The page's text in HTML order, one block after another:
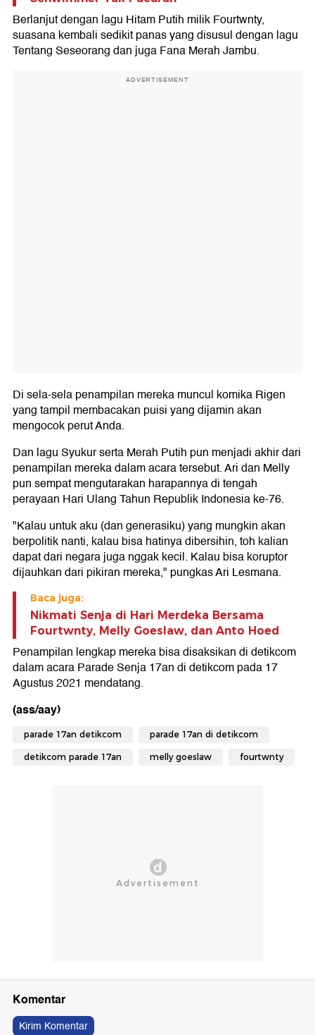
Berlanjut dengan lagu Hitam Putih milik Fourtwnty,
suasana kembali sedikit panas yang disusul dengan lagu
Tentang Seseorang dan juga Fana Merah Jambu.
ADVERTISEMENT
Di sela-sela penampilan mereka muncul komika Rigen
yang tampil membacakan puisi yang dijamin akan
mengocok perut Anda.
Dan lagu Syukur serta Merah Putih pun menjadi akhir dari
penampilan mereka dalam acara tersebut. Ari dan Melly
pun sempat mengutarakan harapannya di tengah
perayaan Hari Ulang Tahun Republik Indonesia ke-76.
"Kalau untuk aku (dan generasiku) yang mungkin akan
berpolitik nanti, kalau bisa hatinya dibersihin, toh kalian
dapat dari negara juga nggak kecil. Kalau bisa koruptor
dijauhkan dari pikiran mereka," pungkas Ari Lesmana.
Baca juga:
Nikmati Senja di Hari Merdeka Bersama
Fourtwnty, Melly Goeslaw, dan Anto Hoed
Penampilan lengkap mereka bisa disaksikan di detikcom
dalam acara Parade Senja 17an di detikcom pada 17
Agustus 2021 mendatang.
(ass/aay)
parade 17an detikcom parade 17an di detikcom
detikcom parade 17an melly goeslaw fourtwnty
Komentar
Kirim Komentar